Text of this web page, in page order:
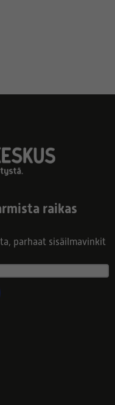
raikas
parhaat sisäilmavinkit